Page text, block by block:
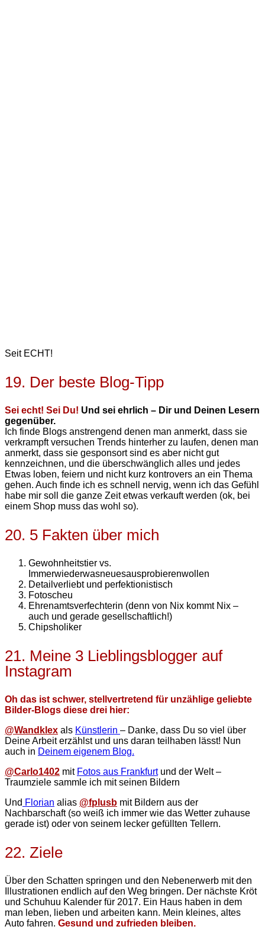
Seit ECHT!
19. Der beste Blog-Tipp
Sei echt! Sei Du! Und sei ehrlich – Dir und Deinen Lesern
gegenüber.
Ich finde Blogs anstrengend denen man anmerkt, dass sie
verkrampft versuchen Trends hinterher zu laufen, denen man
anmerkt, dass sie gesponsort sind es aber nicht gut
kennzeichnen, und die überschwänglich alles und jedes
Etwas loben, feiern und nicht kurz kontrovers an ein Thema
gehen. Auch finde ich es schnell nervig, wenn ich das Gefühl
habe mir soll die ganze Zeit etwas verkauft werden (ok, bei
einem Shop muss das wohl so).
20. 5 Fakten über mich
Gewohnheitstier vs.
Immerwiederwasneuesausprobierenwollen
Detailverliebt und perfektionistisch
Fotoscheu
Ehrenamtsverfechterin (denn von Nix kommt Nix –
auch und gerade gesellschaftlich!)
Chipsholiker
21. Meine 3 Lieblingsblogger auf
Instagram
Oh das ist schwer, stellvertretend für unzählige geliebte
Bilder-Blogs diese drei hier:
@Wandklex als Künstlerin – Danke, dass Du so viel über
Deine Arbeit erzählst und uns daran teilhaben lässt! Nun
auch in Deinem eigenem Blog.
@Carlo1402 mit Fotos aus Frankfurtund der Welt –
Traumziele sammle ich mit seinen Bildern
Und Florian alias @fplusb mit Bildern aus der
Nachbarschaft (so weiß ich immer wie das Wetter zuhause
gerade ist) oder von seinem lecker gefüllten Tellern.
22. Ziele
Über den Schatten springen und den Nebenerwerb mit den
Illustrationen endlich auf den Weg bringen. Der nächste Kröt
und Schuhuu Kalender für 2017. Ein Haus haben in dem
man leben, lieben und arbeiten kann. Mein kleines, altes
Auto fahren. Gesund und zufrieden bleiben.